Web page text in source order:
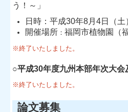
う！～」
日時：平成30年8月4日（土
開催場所 ：福岡市植物園（
※終了いたしました。
○平成30年度九州本部年次大会
※終了いたしました。
論文募集